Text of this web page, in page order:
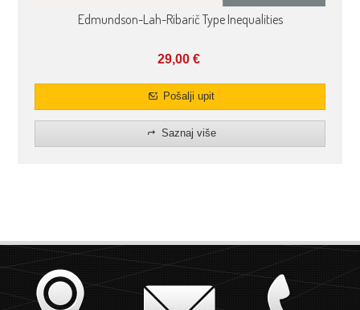
Edmundson-Lah-Ribarič Type Inequalities
29,00 €
Pošalji upit
Saznaj više